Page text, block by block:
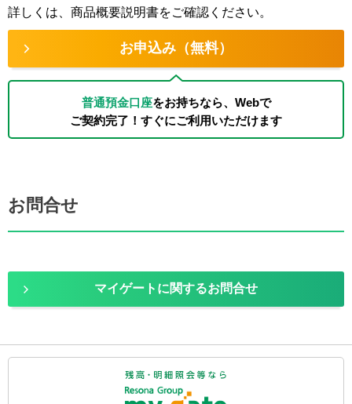
詳しくは、商品概要説明書をご確認ください。
お申込み（無料）
普通預金口座をお持ちなら、Webで
ご契約完了！すぐにご利用いただけます
お問合せ
マイゲートに関するお問合せ